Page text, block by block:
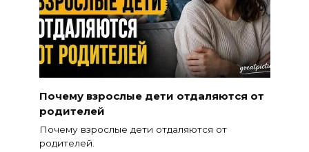
Почему взрослые дети отдаляются от
родителей
Почему взрослые дети отдаляются от
родителей.